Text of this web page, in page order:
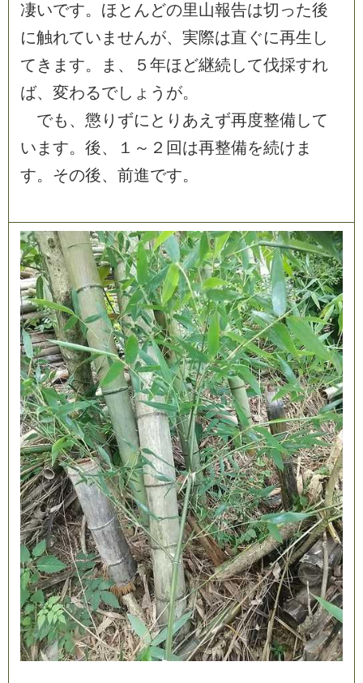
凄いです。 ほ と んどの里山報告は切 った後
に触れてい ま せんが、 実際は直 ぐに再生 し
て き ま す。 ま 、 ５ 年ほ ど継続 して伐採すれ
ば、 変わるでし ょ う が。
でも 、 懲 り ずに と り あえ ず再度整備して
い ま す。 後、 １ ～ ２ 回は再整備を続け ま
す。 その後、 前進です。